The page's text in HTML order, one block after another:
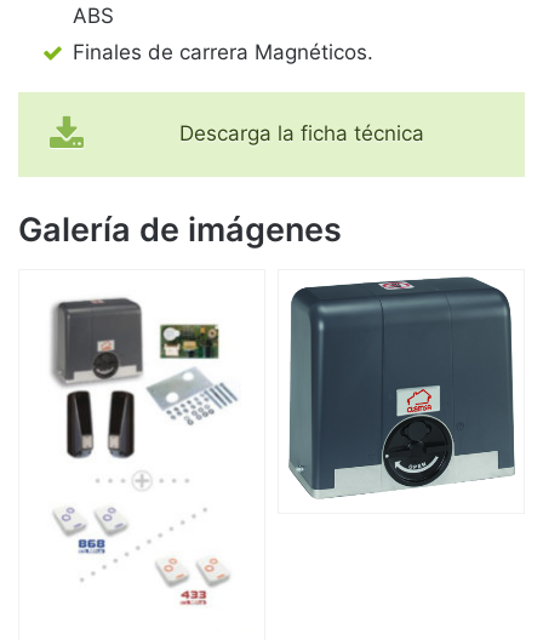
ABS
Finales de carrera Magnéticos.
Descarga la ficha técnica
Galería de imágenes